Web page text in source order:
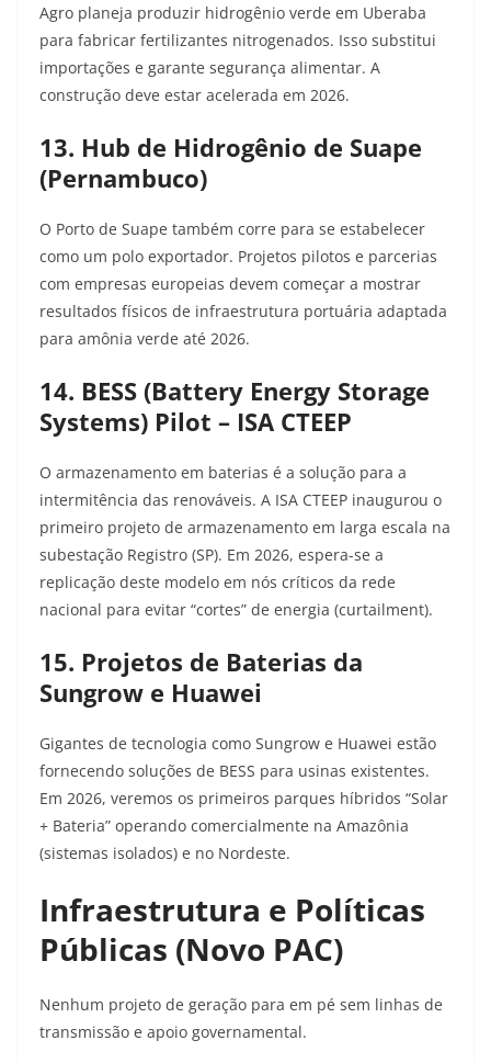
Agro planeja produzir hidrogênio verde em Uberaba
para fabricar fertilizantes nitrogenados. Isso substitui
importações e garante segurança alimentar. A
construção deve estar acelerada em 2026.
13. Hub de Hidrogênio de Suape
(Pernambuco)
O Porto de Suape também corre para se estabelecer
como um polo exportador. Projetos pilotos e parcerias
com empresas europeias devem começar a mostrar
resultados físicos de infraestrutura portuária adaptada
para amônia verde até 2026.
14. BESS (Battery Energy Storage
Systems) Pilot – ISA CTEEP
O armazenamento em baterias é a solução para a
intermitência das renováveis. A ISA CTEEP inaugurou o
primeiro projeto de armazenamento em larga escala na
subestação Registro (SP). Em 2026, espera-se a
replicação deste modelo em nós críticos da rede
nacional para evitar “cortes” de energia (curtailment).
15. Projetos de Baterias da
Sungrow e Huawei
Gigantes de tecnologia como Sungrow e Huawei estão
fornecendo soluções de BESS para usinas existentes.
Em 2026, veremos os primeiros parques híbridos “Solar
+ Bateria” operando comercialmente na Amazônia
(sistemas isolados) e no Nordeste.
Infraestrutura e Políticas
Públicas (Novo PAC)
Nenhum projeto de geração para em pé sem linhas de
transmissão e apoio governamental.